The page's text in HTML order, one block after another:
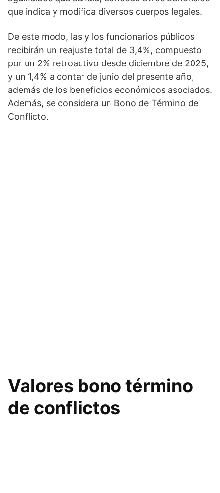
que indica y modifica diversos cuerpos legales.
De este modo, las y los funcionarios públicos
recibirán un reajuste total de 3,4%, compuesto
por un 2% retroactivo desde diciembre de 2025,
y un 1,4% a contar de junio del presente año,
además de los beneficios económicos asociados.
Además, se considera un Bono de Término de
Conflicto.
Valores bono término
de conflictos